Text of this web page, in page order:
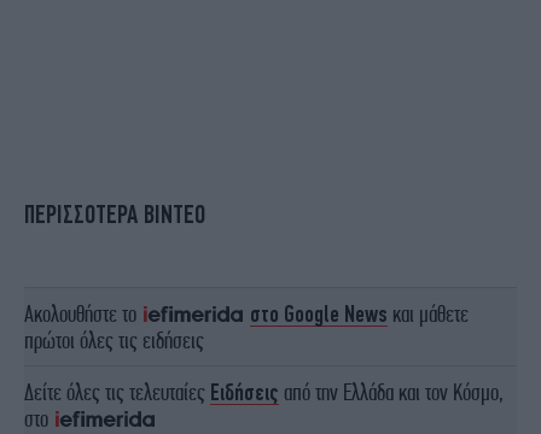
ΠΕΡΙΣΣΟΤΕΡΑ ΒΙΝΤΕΟ
Ακολουθήστε το στο Google News και μάθετε
πρώτοι όλες τις ειδήσεις
Δείτε όλες τις τελευταίες Ειδήσεις από την Ελλάδα και τον Κόσμο,
στο